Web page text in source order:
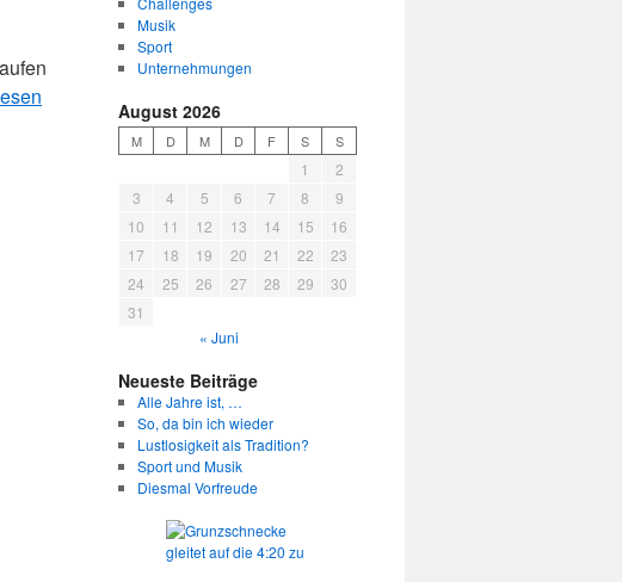
Musik
Sport
Unternehmungen
August 2026
M D M D F S S
1
2
3
4 5 6 7 8
9
10
11 12 13 14 15
16
17
18 19 20 21 22
23
24
25 26 27 28 29
30
31
« Juni
Neueste Beiträge
Alle Jahre ist, …
So, da bin ich wieder
Lustlosigkeit als Tradition?
Sport und Musik
Diesmal Vorfreude